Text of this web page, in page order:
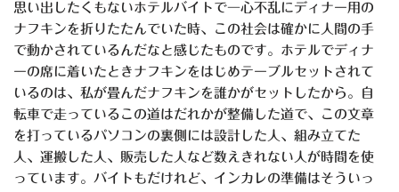
思い出したくもないホテルバイトで一心不乱にディナー用の
ナフキンを折りたたんでいた時、この社会は確かに人間の手
で動かされているんだなと感じたものです。ホテルでディナ
ーの席に着いたときナフキンをはじめテーブルセットされて
いるのは、私が畳んだナフキンを誰かがセットしたから。自
転車で走っているこの道はだれかが整備した道で、この文章
を打っているパソコンの裏側には設計した人、組み立てた
人、運搬した人、販売した人など数えきれない人が時間を使
っています。バイトもだけれど、インカレの準備はそういっ